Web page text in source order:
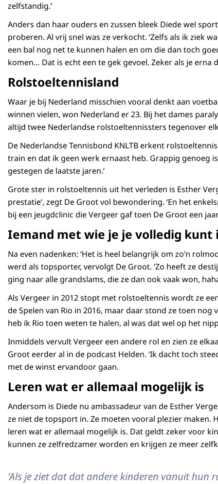
zelfstandig.’
Anders dan haar ouders en zussen bleek Diede wel
proberen. Al vrij snel was ze verkocht. ‘Zelfs als ik ziek
een bal nog net te kunnen halen en om die dan toch
komen… Dat is echt een te gek gevoel. Zeker als je erna
Rolstoeltennisland
Waar je bij Nederland misschien vooral denkt aan
winnen vielen, won Nederland er 23. Bij het dames
altijd twee Nederlandse rolstoeltennissters tegenover
De Nederlandse Tennisbond KNLTB erkent
train en dat ik geen werk ernaast heb. Grappig genoeg
gestegen de laatste jaren.’
Grote ster in rolstoeltennis uit het verleden is Esther
prestatie’, zegt De Groot vol bewondering. ‘En het
bij een jeugdclinic die Vergeer gaf toen De Groot een
Iemand met wie je je volledig
Na even nadenken: ‘Het is heel belangrijk om zo’n
werd als topsporter, vervolgt De Groot. ‘Zo heeft ze
ging naar alle grandslams, die ze dan ook vaak won,
Als Vergeer in 2012 stopt met rolstoeltennis wordt ze
de Spelen van Rio in 2016, maar daar stond ze toen
heb ik Rio toen weten te halen, al was dat wel op het
Inmiddels vervult Vergeer een andere rol en zien ze
Groot eerder al in de podcast Helden. ‘Ik dacht toch
met de winst ervandoor gaan.
Leren wat er allemaal mogelijk is
Andersom is Diede nu ambassadeur van de Esther
ze niet de topsport in. Ze moeten vooral plezier
leren wat er allemaal mogelijk is. Dat geldt zeker voor
kunnen ze zelfredzamer worden en krijgen ze meer
‘Als je ziet dat dat andere kinderen vanuit